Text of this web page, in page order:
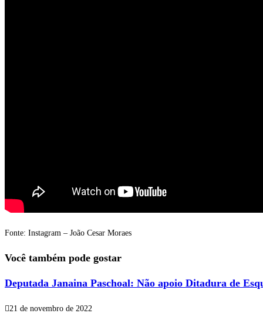
Fonte: Instagram – João Cesar Moraes
Você também pode gostar
Deputada Janaina Paschoal: Não apoio Ditadura de
21 de novembro de 2022